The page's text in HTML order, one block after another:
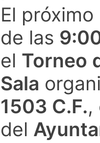
El próximo
de las
el Torneo
Sala
1503 C.F.,
del